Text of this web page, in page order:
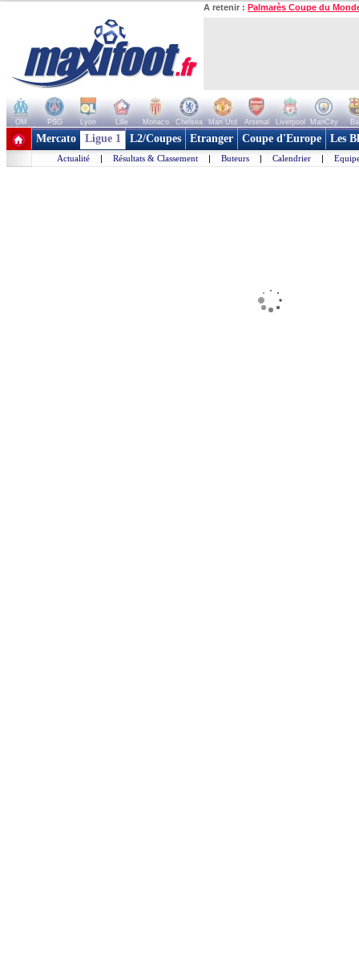
A retenir : Palmarès Coupe du
OM PSG Lyon Lille Monaco Chelsea Man Utd Arsenal Liverpool ManCity
+ de clubs
Mercato Ligue 1 L2/Coupes Etranger Coupe d'Europe Les
Actualité | Résultats & Classement | Buteurs | Calendrier |